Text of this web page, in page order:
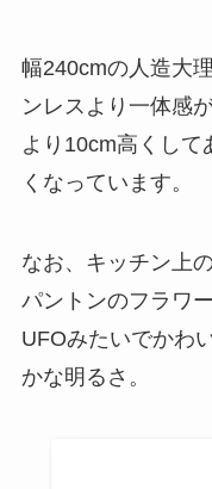
幅240cmの人造大
ンレスより一体感
より10cm高くして
くなっています。
なお、キッチン上
パントンのフラワ
UFOみたいでかわ
かな明るさ。